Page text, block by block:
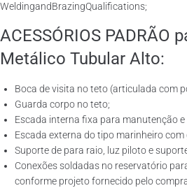
WeldingandBrazingQualifications;
ACESSÓRIOS PADRÃO
Metálico Tubular Alto:
Boca de visita no teto (articulada com
Guarda corpo no teto;
Escada interna fixa para manutenção e
Escada externa do tipo marinheiro
Suporte de para raio, luz piloto e
Conexões soldadas no reservatório
conforme projeto fornecido pelo